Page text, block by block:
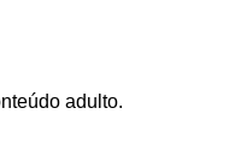
adulto.